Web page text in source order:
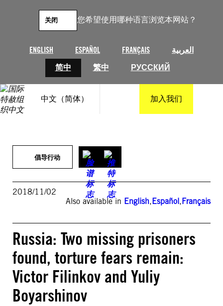
您希望使用哪种语言浏览本网站？
ENGLISH ESPAÑOL FRANÇAIS
العربية
简中
繁中 РУССКИЙ
关闭
中文（简体） 加入我们
倡导行动
2018/11/02
Also available in English,Español,Français
Russia: Two missing prisoners
found, torture fears remain:
Victor Filinkov and Yuliy
Boyarshinov